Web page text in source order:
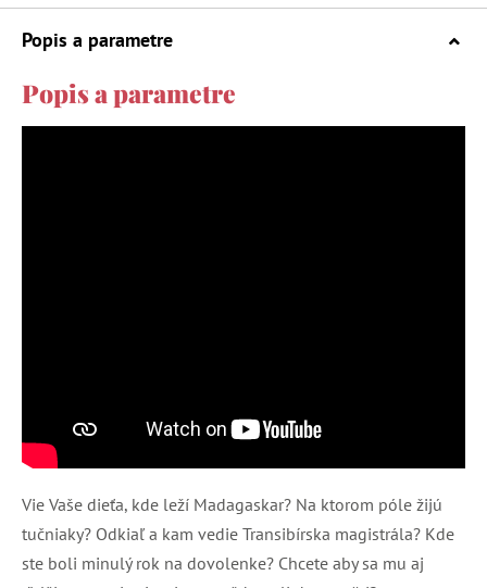
Popis a parametre
Popis a parametre
Vie Vaše dieťa, kde leží Madagaskar? Na ktorom póle žijú
tučniaky? Odkiaľ a kam vedie Transibírska magistrála? Kde
ste boli minulý rok na dovolenke? Chcete aby sa mu aj